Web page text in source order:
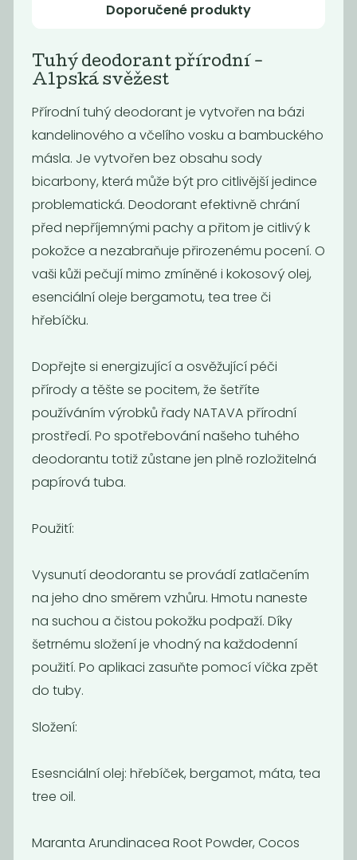
Deodorant bez
sody lemongras
229
Deodorant bez
sody pink
229
Deodorant
pomeranč &
229
Deodorant tea
tree and...
229Kč
Deodorant
levandule &
229Kč
Deodorant bez
Doporučené produkty
Tuhý deodorant přírodní -
Alpská svěžest
Přírodní tuhý deodorant je vytvořen na bázi
kandelinového a včelího vosku a bambuckého
másla. Je vytvořen bez obsahu sody
bicarbony, která může být pro citlivější jedince
problematická. Deodorant efektivně chrání
před nepříjemnými pachy a přitom je citlivý k
pokožce a nezabraňuje přirozenému pocení. O
vaši kůži pečují mimo zmíněné i kokosový olej,
esenciální oleje bergamotu, tea tree či
hřebíčku.
Dopřejte si energizující a osvěžující péči
přírody a těšte se pocitem, že šetříte
používáním výrobků řady NATAVA přírodní
prostředí. Po spotřebování našeho tuhého
deodorantu totiž zůstane jen plně rozložitelná
papírová tuba.
Použití:
Vysunutí deodorantu se provádí zatlačením
na jeho dno směrem vzhůru. Hmotu naneste
na suchou a čistou pokožku podpaží. Díky
šetrnému složení je vhodný na každodenní
použití. Po aplikaci zasuňte pomocí víčka zpět
do tuby.
Složení:
Esesnciální olej: hřebíček, bergamot, máta, tea
tree oil.
Maranta Arundinacea Root Powder, Cocos